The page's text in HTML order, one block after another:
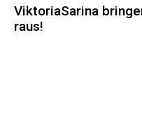
ViktoriaSarina
raus!